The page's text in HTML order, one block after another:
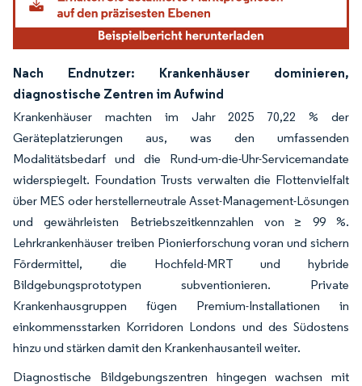
Nach Endnutzer: Krankenhäuser dominieren,
diagnostische Zentren im Aufwind
Krankenhäuser machten im Jahr 2025 70,22 % der
Geräteplatzierungen aus, was den umfassenden
Modalitätsbedarf und die Rund-um-die-Uhr-Servicemandate
widerspiegelt. Foundation Trusts verwalten die Flottenvielfalt
über MES oder herstellerneutrale Asset-Management-Lösungen
und gewährleisten Betriebszeitkennzahlen von ≥ 99 %.
Lehrkrankenhäuser treiben Pionierforschung voran und sichern
Fördermittel, die Hochfeld-MRT und hybride
Bildgebungsprototypen subventionieren. Private
Krankenhausgruppen fügen Premium-Installationen in
einkommensstarken Korridoren Londons und des Südostens
hinzu und stärken damit den Krankenhausanteil weiter.
Diagnostische Bildgebungszentren hingegen wachsen mit